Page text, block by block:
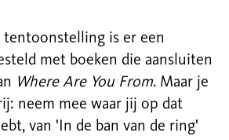
tentoonstelling is er een
met boeken die aansluiten
Where Are You From. Maar je
neem mee waar jij op dat
van 'In de ban van de ring'